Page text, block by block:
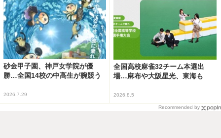
砂金甲子園、神戸女学院が優
勝…全国14校の中高生が腕競う
2026.7.29
全国高校麻雀32チーム本選出
場…麻布や大阪星光、東海も
2026.8.5
Recommended by